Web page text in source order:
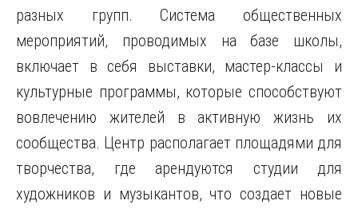
разных групп. Система общественных
мероприятий, проводимых на базе школы,
включает в себя выставки, мастер-классы и
культурные программы, которые способствуют
вовлечению жителей в активную жизнь их
сообщества. Центр располагает площадями для
творчества, где арендуются студии для
художников и музыкантов, что создает новые